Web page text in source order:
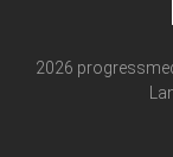
2026